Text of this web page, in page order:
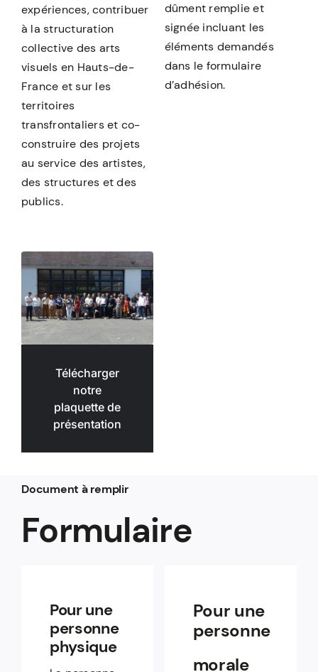
expériences, contribuer
à la structuration
collective des arts
visuels en Hauts-de-
France et sur les
territoires
transfrontaliers et co-
construire des projets
au service des artistes,
des structures et des
publics.
dûment remplie et
signée incluant les
éléments demandés
dans le formulaire
d’adhésion.
Télécharger
notre
plaquette de
présentation
Document à remplir
Formulaire
Pour une
personne
physique
Pour une
personne
morale